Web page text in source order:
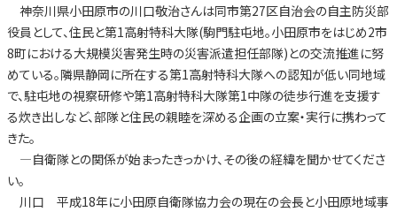
神奈川県小田原市の川口敬治さんは同市第27区自治会の自主防災部
役員として、住民と第1高射特科大隊(駒門駐屯地。小田原市をはじめ2市
8町における大規模災害発生時の災害派遣担任部隊)との交流推進に努
めている。隣県静岡に所在する第1高射特科大隊への認知が低い同地域
で、駐屯地の視察研修や第1高射特科大隊第1中隊の徒歩行進を支援す
る炊き出しなど、部隊と住民の親睦を深める企画の立案・実行に携わって
きた。
—自衛隊との関係が始まったきっかけ、その後の経緯を聞かせてくださ
い。
川口 平成18年に小田原自衛隊協力会の現在の会長と小田原地域事